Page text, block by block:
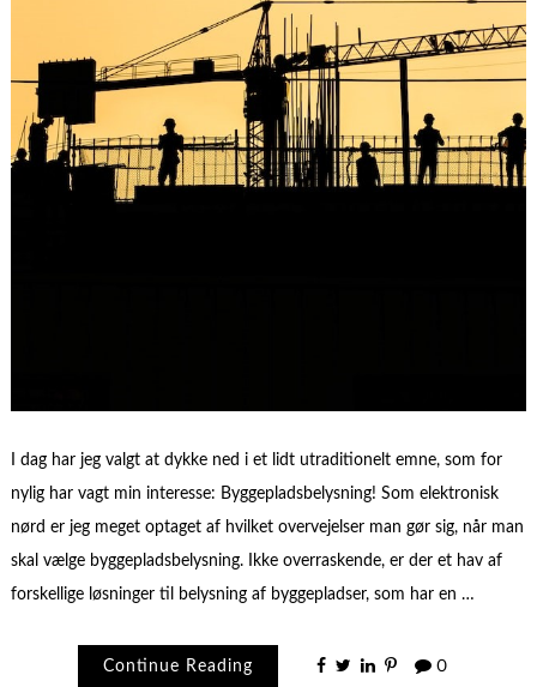
I dag har jeg valgt at dykke ned i et lidt utraditionelt emne, som for
nylig har vagt min interesse: Byggepladsbelysning! Som elektronisk
nørd er jeg meget optaget af hvilket overvejelser man gør sig, når man
skal vælge byggepladsbelysning. Ikke overraskende, er der et hav af
forskellige løsninger til belysning af byggepladser, som har en …
Continue Reading 0